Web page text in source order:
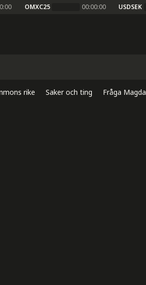
OMXC25 00:00:00 USDSEK
rike Saker och ting Fråga Magda